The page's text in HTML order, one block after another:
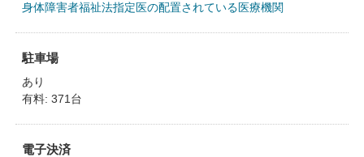
身体障害者福祉法指定医の配置されている医療機関
駐車場
あり
有料: 371台
電子決済